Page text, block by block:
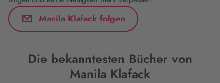
Manila Klafack folgen
Die bekanntesten Bücher von
Manila Klafack